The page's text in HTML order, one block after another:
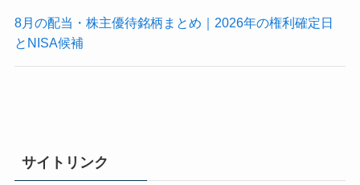
8月の配当・株主優待銘柄まとめ｜2026年の権利確定日
とNISA候補
サイトリンク